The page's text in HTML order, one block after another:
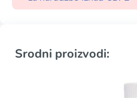
Srodni proizvodi: